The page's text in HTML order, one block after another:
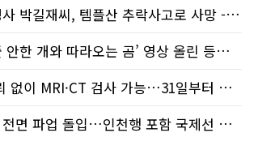
등재가 지연되곤 했으나 동포사회의 뜨
신기사를 매일 웹에 올리는 것으로 정책
을 변경했다. 이에 따라 독자들은 CN드
림 사이트 방문을 통해 매일 따끈따끈한
캐나다 전국 뉴스와 앨버타주 지역 최신
지는 뜨거운 성원에 보답고저 최근 웹 사
캘거리 한인 안경사 박길재씨, 템플산 추락사고로 사망 - 헬기 구조..
국립공원서 ‘목줄 안한 개와 따라오는 곰’ 영상 올린 등산객 기소돼
앨버타, 의사 의뢰 없이 MRI·CT 검사 가능…31일부터 자비 부..
웨스트젯 승무원 전면 파업 돌입…인천행 포함 국제선 줄줄이 결항 -..